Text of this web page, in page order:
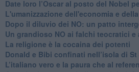
​Date loro l’Oscar al posto del Nobel
L'umanizzazione dell'economia e
​Dopo il diluvio dei NO: un patto
​Un grandioso NO ai falchi teocratici
La religione è la cocaina dei potenti
Donald e Bibi confinati nell’isola di St
L’italiano vero e la paura che al